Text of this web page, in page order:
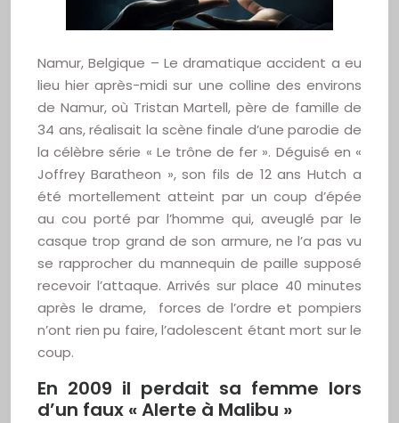
Namur, Belgique – Le dramatique accident a eu
lieu hier après-midi sur une colline des environs
de Namur, où Tristan Martell, père de famille de
34 ans, réalisait la scène finale d’une parodie de
la célèbre série « Le trône de fer ». Déguisé en «
Joffrey Baratheon », son fils de 12 ans Hutch a
été mortellement atteint par un coup d’épée
au cou porté par l’homme qui, aveuglé par le
casque trop grand de son armure, ne l’a pas vu
se rapprocher du mannequin de paille supposé
recevoir l’attaque. Arrivés sur place 40 minutes
après le drame, forces de l’ordre et pompiers
n’ont rien pu faire, l’adolescent étant mort sur le
coup.
En 2009 il perdait sa femme lors
d’un faux « Alerte à Malibu »